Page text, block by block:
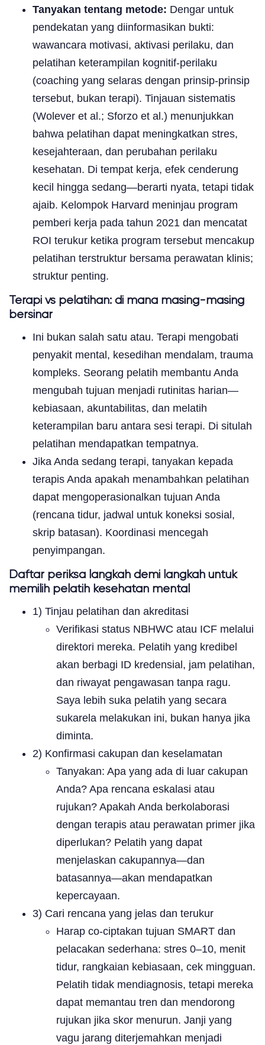
Tanyakan tentang metode: Dengar untuk
pendekatan yang diinformasikan bukti:
wawancara motivasi, aktivasi perilaku, dan
pelatihan keterampilan kognitif-perilaku
(coaching yang selaras dengan prinsip-prinsip
tersebut, bukan terapi). Tinjauan sistematis
(Wolever et al.; Sforzo et al.) menunjukkan
bahwa pelatihan dapat meningkatkan stres,
kesejahteraan, dan perubahan perilaku
kesehatan. Di tempat kerja, efek cenderung
kecil hingga sedang—berarti nyata, tetapi tidak
ajaib. Kelompok Harvard meninjau program
pemberi kerja pada tahun 2021 dan mencatat
ROI terukur ketika program tersebut mencakup
pelatihan terstruktur bersama perawatan klinis;
struktur penting.
Terapi vs pelatihan: di mana masing-masing
bersinar
Ini bukan salah satu atau. Terapi mengobati
penyakit mental, kesedihan mendalam, trauma
kompleks. Seorang pelatih membantu Anda
mengubah tujuan menjadi rutinitas harian—
kebiasaan, akuntabilitas, dan melatih
keterampilan baru antara sesi terapi. Di situlah
pelatihan mendapatkan tempatnya.
Jika Anda sedang terapi, tanyakan kepada
terapis Anda apakah menambahkan pelatihan
dapat mengoperasionalkan tujuan Anda
(rencana tidur, jadwal untuk koneksi sosial,
skrip batasan). Koordinasi mencegah
penyimpangan.
Daftar periksa langkah demi langkah untuk
memilih pelatih kesehatan mental
1) Tinjau pelatihan dan akreditasi
Verifikasi status NBHWC atau ICF melalui
direktori mereka. Pelatih yang kredibel
akan berbagi ID kredensial, jam pelatihan,
dan riwayat pengawasan tanpa ragu.
Saya lebih suka pelatih yang secara
sukarela melakukan ini, bukan hanya jika
diminta.
2) Konfirmasi cakupan dan keselamatan
Tanyakan: Apa yang ada di luar cakupan
Anda? Apa rencana eskalasi atau
rujukan? Apakah Anda berkolaborasi
dengan terapis atau perawatan primer jika
diperlukan? Pelatih yang dapat
menjelaskan cakupannya—dan
batasannya—akan mendapatkan
kepercayaan.
3) Cari rencana yang jelas dan terukur
Harap co-ciptakan tujuan SMART dan
pelacakan sederhana: stres 0–10, menit
tidur, rangkaian kebiasaan, cek mingguan.
Pelatih tidak mendiagnosis, tetapi mereka
dapat memantau tren dan mendorong
rujukan jika skor menurun. Janji yang
vagu jarang diterjemahkan menjadi